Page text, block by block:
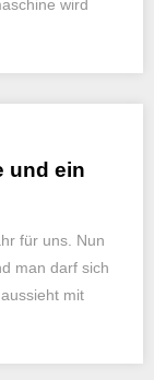
wird
und ein
für uns. Nun
man darf sich
mit